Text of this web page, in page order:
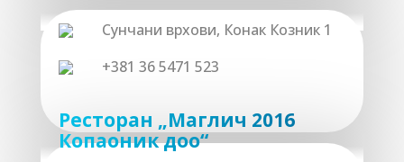
Сунчани врхови, Конак Козник 1
+381 36 5471 523
Рeстoрaн „Maглич 2016
Копаоник доо“